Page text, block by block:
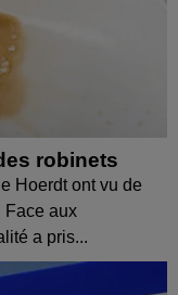
robinets
Hoerdt ont vu de
Face aux
a pris...